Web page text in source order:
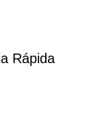
Rápida